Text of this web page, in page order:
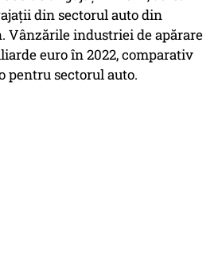
din sectorul auto din
Vânzările industriei de apărare
euro în 2022, comparativ
pentru sectorul auto.